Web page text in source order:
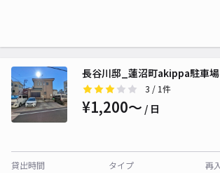
長谷川邸_蓮沼町akippa駐車場
3 / 1件
¥1,200〜 / 日
貸出時間
タイプ
再